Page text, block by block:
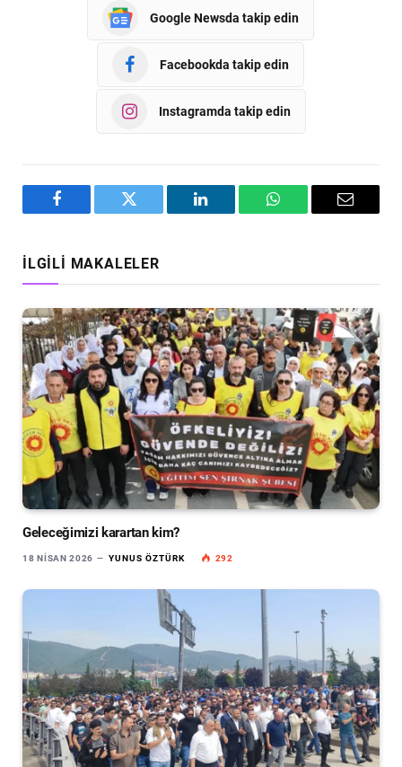
Google Newsda takip edin
Facebookda takip edin
Instagramda takip edin
Facebook Twitter LinkedIn WhatsAppEmail
İLGILI MAKALELER
Geleceğimizi karartan kim?
18 NISAN 2026 YUNUS ÖZTÜRK 292